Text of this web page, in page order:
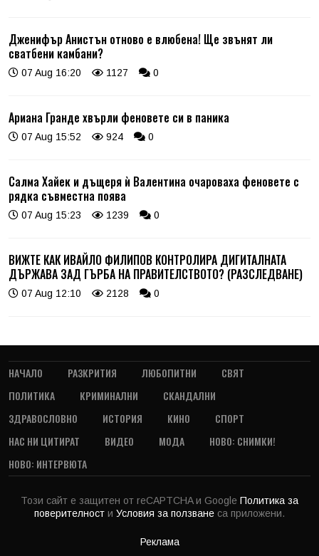
Дженифър Анистън отново е влюбена! Ще звънят ли
сватбени камбани?
07 Aug 16:20 1127 0
Ариана Гранде хвърли феновете си в паника
07 Aug 15:52 924 0
Салма Хайек и дъщеря ѝ Валентина очароваха феновете с
рядка съвместна поява
07 Aug 15:23 1239 0
ВИЖТЕ КАК ИВАЙЛО ФИЛИПОВ КОНТРОЛИРА ДИГИТАЛНАТА
ДЪРЖАВА ЗАД ГЪРБА НА ПРАВИТЕЛСТВОТО? (РАЗСЛЕДВАНЕ)
07 Aug 12:10 2128 0
НАЧАЛО РАЗКРИТИЯ ЛЮБОПИТНИ
СВЯТ
ПОЛИТИКА
КРИМИНАЛНИ
СКАНДАЛНИ
ЗДРАВОСЛОВНО
ИСТОРИЯ КИНО
СПОРТ
НАС НИ ЦИТИРАТ
ВИДЕО МОДА
НОВО: СНИМКИ!
НОВО: ИНТЕРВЮТА
Този сайт е защитен от reCAPTCHA и Google Политика за
поверителност и Условия за ползване са приложени.
Реклама